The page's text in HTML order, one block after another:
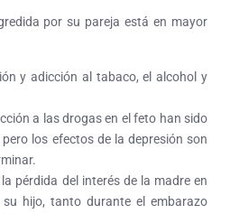
por su pareja está en mayor
y adicción al tabaco, el alcohol y
a las drogas en el feto han sido
los efectos de la depresión son
pérdida del interés de la madre en
hijo, tanto durante el embarazo